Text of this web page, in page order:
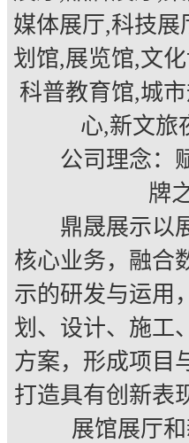
媒体展厅,科技展
划馆,展览馆,文
科普教育馆,城
心,新文旅
公司理念：赋
牌
鼎晟展示以展
核心业务，融合
示的研发与运用
划、设计、施工
方案，形成项目
打造具有创新表
展馆展厅和